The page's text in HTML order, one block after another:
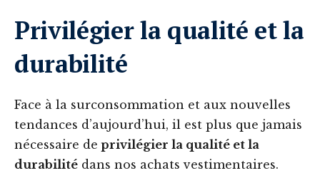
Privilégier la qualité et la
durabilité
Face à la surconsommation et aux nouvelles
tendances d’aujourd’hui, il est plus que jamais
nécessaire de privilégier la qualité et la
durabilité dans nos achats vestimentaires.